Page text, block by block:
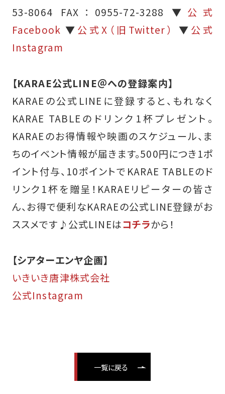
53-8064 FAX：0955-72-3288 ▼ 公式
Facebook ▼ 公式X（旧Twitter） ▼ 公式
Instagram
【KARAE公式LINE＠への登録案内】
KARAEの公式LINEに登録すると、もれなく
KARAE TABLEのドリンク1杯プレゼント。
KARAEのお得情報や映画のスケジュール、ま
ちのイベント情報が届きます。500円につき1ポ
イント付与、10ポイントでKARAE TABLEのド
リンク1杯を贈呈！KARAEリピーターの皆さ
ん、お得で便利なKARAEの公式LINE登録がお
ススメです♪ 公式LINEはコチラから！
【シアターエンヤ企画】
いきいき唐津株式会社
公式Instagram
一覧に戻る